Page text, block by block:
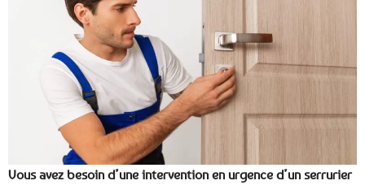
Vous avez besoin d’une intervention en urgence d’un serrurier